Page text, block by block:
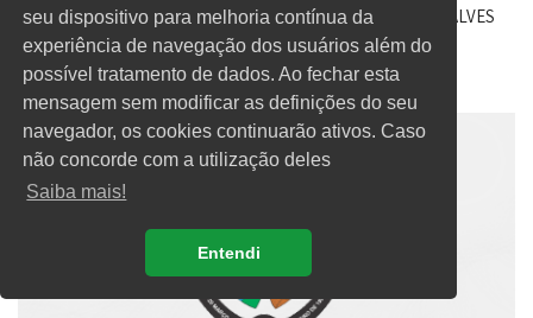
seu dispositivo para melhoria contínua da
experiência de navegação dos usuários além do
possível tratamento de dados. Ao fechar esta
mensagem sem modificar as definições do seu
navegador, os cookies continuarão ativos. Caso
não concorde com a utilização deles
Saiba mais!
Entendi
EXONERA O SERVIDOR MUNICIPAL LUCIANO DE ALMEIDA ALVES
DO CARGO DE SECRETÁRIO MUNICIPAL